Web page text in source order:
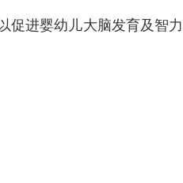
促进婴幼儿大脑发育及智